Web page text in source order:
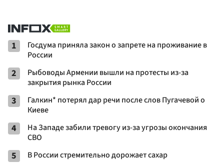
1
Госдума приняла закон о запрете на проживание в
России
2
Рыбоводы Армении вышли на протесты из-за
закрытия рынка России
3
Галкин* потерял дар речи после слов Пугачевой о
Киеве
4
На Западе забили тревогу из-за угрозы окончания
СВО
5 В России стремительно дорожает сахар